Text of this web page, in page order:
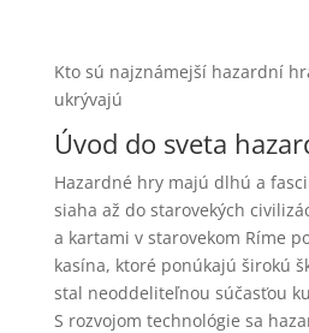
Kto sú najznámejší hazardní
ukrývajú
Úvod do sveta
Hazardné hry majú dlhú a
siaha až do starovekých
a kartami v starovekom Ríme
kasína, ktoré ponúkajú širokú
stal neoddeliteľnou súčasťou
S rozvojom technológie sa